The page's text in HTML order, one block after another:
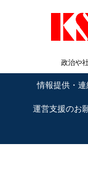
政治や
情報提供・連
運営支援のお